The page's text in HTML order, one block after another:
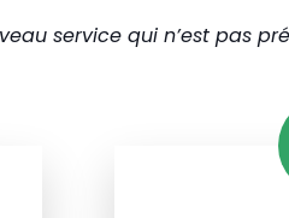
service qui n’est pas